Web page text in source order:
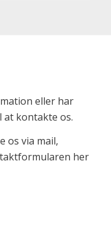
eller har
at kontakte os.
os via mail,
her